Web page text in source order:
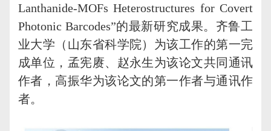
Lanthanide-MOFs Heterostructures for Covert
Photonic Barcodes”的最新研究成果。齐鲁工
业大学（山东省科学院）为该工作的第一完
成单位，孟宪赓、赵永生为该论文共同通讯
作者，高振华为该论文的第一作者与通讯作
者。